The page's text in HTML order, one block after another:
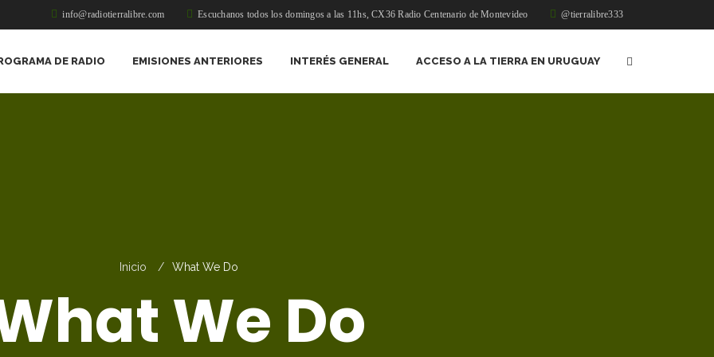
info@radiotierralibre.com Escuchanos todos los domingos a las 11hs, CX36 Radio Centenario de Montevideo @tierralibre333
DE RADIO EMISIONES ANTERIORES INTERÉS GENERAL ACCESO A LA TIERRA EN URUGUAY
Inicio What We Do
We Do